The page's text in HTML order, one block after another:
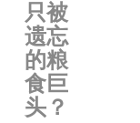
只被
遗忘
的粮
食巨
头？